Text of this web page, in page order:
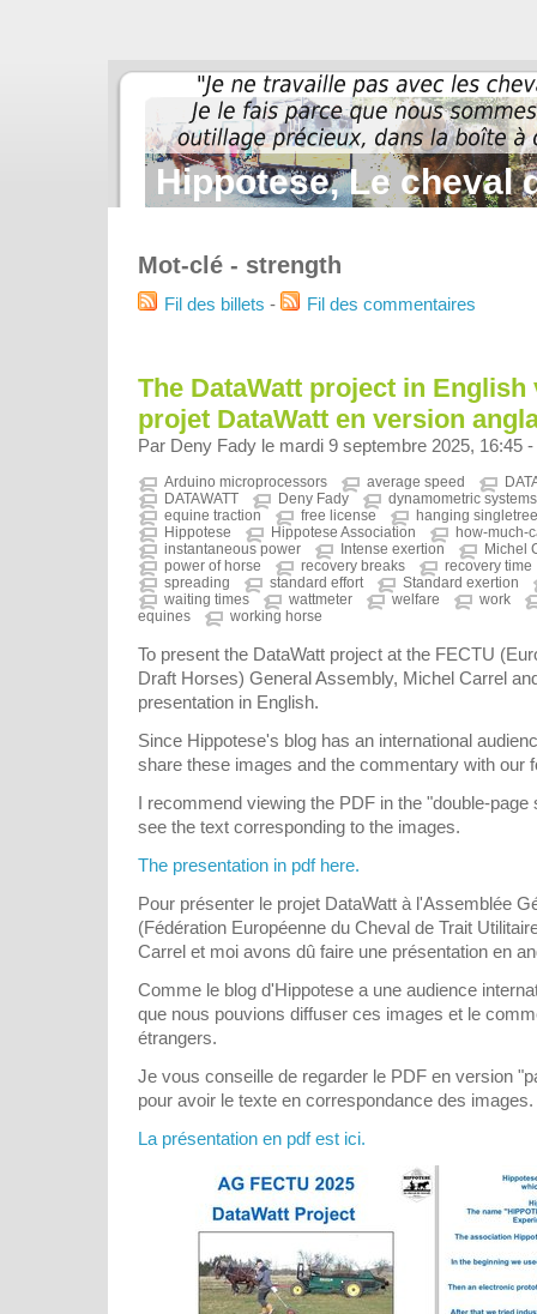
Hippotese, Le cheval
Mot-clé - strength
Fil des billets - Fil des commentaires
The DataWatt project in English
projet DataWatt en version
Par Deny Fady le mardi 9 septembre 2025, 16:45 -
Arduino microprocessors average speed
DATAWATT
Deny Fady
dynamometric systems
equine traction
free license
hanging singletree
Hippotese
Hippotese Association
how-much-
instantaneous power
Intense exertion
Michel
power of horse
recovery breaks
recovery time
spreading
standard effort
Standard exertion
waiting times
wattmeter welfare
work
equines
working horse
To present the DataWatt project at the FECTU
Draft Horses) General Assembly, Michel Carrel
presentation in English.
Since Hippotese's blog has an international
share these images and the commentary with our
I recommend viewing the PDF in the "double-
see the text corresponding to the images.
The presentation in pdf here.
Pour présenter le projet DataWatt à l'Assemblée
(Fédération Européenne du Cheval de Trait
Carrel et moi avons dû faire une présentation en
Comme le blog d'Hippotese a une audience
que nous pouvions diffuser ces images et le
étrangers.
Je vous conseille de regarder le PDF en version
pour avoir le texte en correspondance des images.
La présentation en pdf est ici.